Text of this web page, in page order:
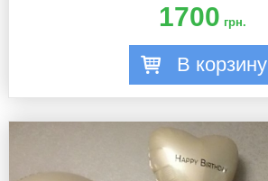
1700 грн.
В корзину